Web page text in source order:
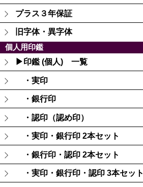
プラス３年保証
旧字体・異字体
個人用印鑑
▶印鑑 (個人) 一覧
・実印
・銀行印
・認印（認め印）
・実印・銀行印 2本セット
・銀行印・認印 2本セット
・実印・銀行印・認印 3本セット